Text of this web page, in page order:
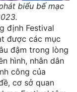
biểu bế mạc
định Festival
được các mục
đậm trong lòng
hình, nhân dân
công của
cơ sở quan